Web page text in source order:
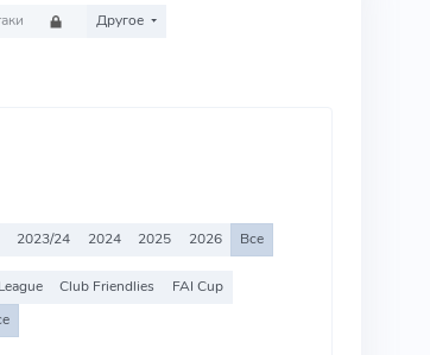
Другое
2023/24 2024 2025 2026 Все
Club Friendlies
FAI Cup